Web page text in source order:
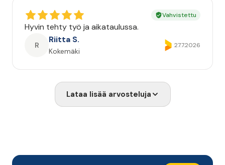
Vahvistettu
Hyvin tehty työ ja aikataulussa.
R
Riitta S.
Kokemäki
27.7.2026
Lataa lisää arvosteluja